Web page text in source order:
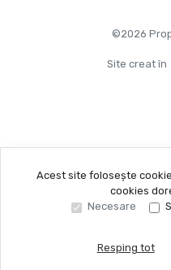
©2026
Site creat în
Acest site folosește
cookies
Necesare
Resping tot